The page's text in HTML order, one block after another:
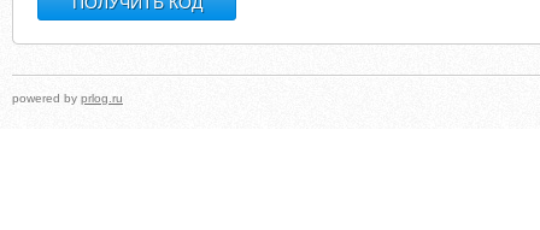
powered by prlog.ru